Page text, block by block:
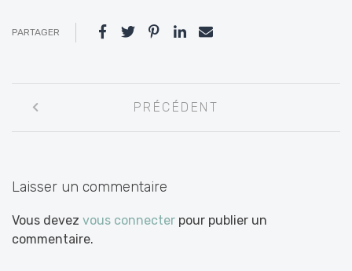
PARTAGER
entre
PRÉCÉDENT
Laisser un commentaire
Vous devez vous connecter pour publier un
commentaire.